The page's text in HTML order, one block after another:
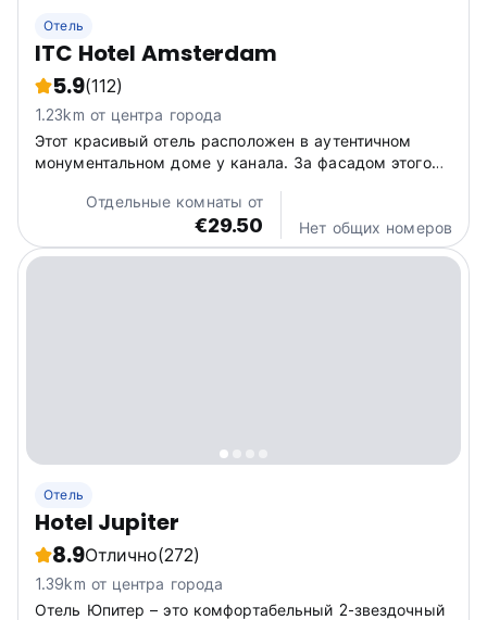
Отель
ITC Hotel Amsterdam
5.9(112)
1.23km от центра города
Этот красивый отель расположен в аутентичном
монументальном доме у канала. За фасадом этого
улице Принсенграхт с видом на тихий участок
величайшего канала Амстердама......
Отдельные комнаты от
€29.50 Нет общих номеров
Отель
Hotel Jupiter
8.9Отлично(272)
1.39km от центра города
Отель Юпитер – это комфортабельный 2-звездочный